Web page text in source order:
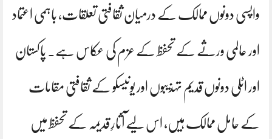
واپسی دونوں ممالک کے درمیان ثقافتی تعلقات، باہمی اعتماد
اور عالمی ورثے کے تحفظ کے عزم کی عکاس ہے۔ پاکستان
اور اٹلی دونوں قدیم تہذیبوں اور یونیسکو کے ثقافتی مقامات
کے حامل ممالک ہیں، اس لیے آثارِ قدیمہ کے تحفظ میں